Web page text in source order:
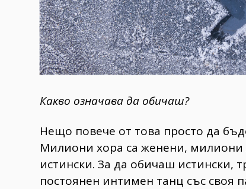
Какво означава да обичаш?
Нещо повече от това просто да
Милиони хора са женени, милиони
истински. За да обичаш истински,
постоянен интимен танц със своя